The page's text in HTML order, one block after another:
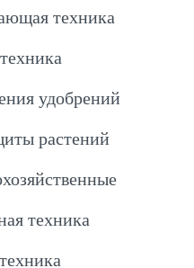
техника
удобрений
растений
техника